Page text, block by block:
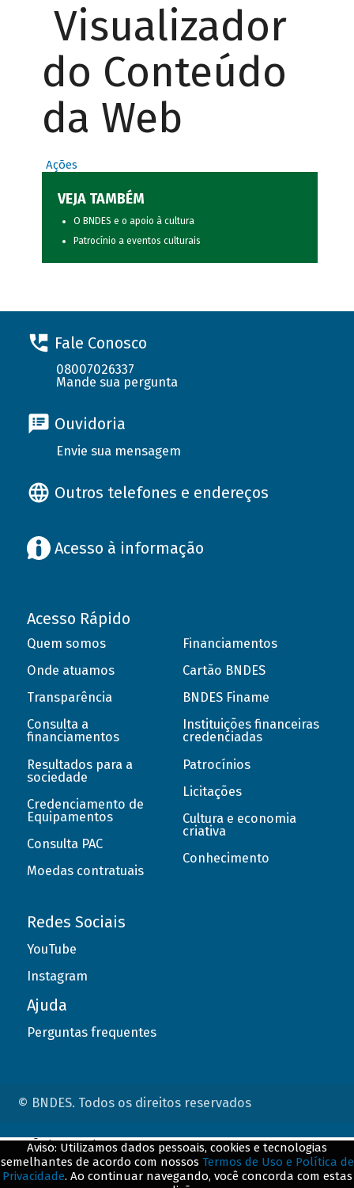
Visualizador
do Conteúdo
da Web
Ações
VEJA TAMBÉM
O BNDES e o apoio à cultura
Patrocínio a eventos culturais
Fale Conosco
08007026337
Mande sua pergunta
Ouvidoria
Envie sua mensagem
Outros telefones e endereços
Acesso à informação
Acesso Rápido
Quem somos
Onde atuamos
Transparência
Consulta a
financiamentos
Resultados para a
sociedade
Credenciamento de
Equipamentos
Consulta PAC
Moedas contratuais
Financiamentos
Cartão BNDES
BNDES Finame
Instituições financeiras
credenciadas
Patrocínios
Licitações
Cultura e economia
criativa
Conhecimento
Redes Sociais
YouTube
Instagram
Ajuda
Perguntas frequentes
© BNDES. Todos os direitos reservados
Aviso: Utilizamos dados pessoais, cookies e tecnologias
semelhantes de acordo com nossos Termos de Uso e Política de
Privacidade. Ao continuar navegando, você concorda com estas
ConteÃºdo complementar
${title}${badge}